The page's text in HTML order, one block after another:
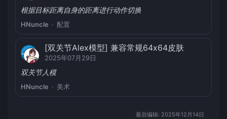
根据目标距离自身的距离进行动作切换
HNuncle 配置
[双关节Alex模型] 兼容常规64x64皮肤
2025年07月29日
双关节人模
HNuncle 美术
最后编辑: 2025年12月14日